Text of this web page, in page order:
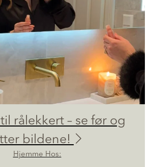
rålekkert – se før og
bildene!
Hjemme Hos: